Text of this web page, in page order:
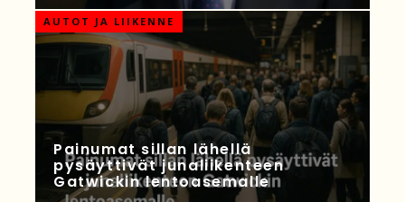
AUTOT JA LIIKENNE
Painumat sillan lähellä
pysäyttivät junaliikenteen
Gatwickin lentoasemalle